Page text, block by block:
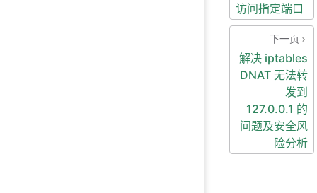
访问指定端口
下一页
解决 iptables
DNAT 无法转
发到
127.0.0.1 的
问题及安全风
险分析